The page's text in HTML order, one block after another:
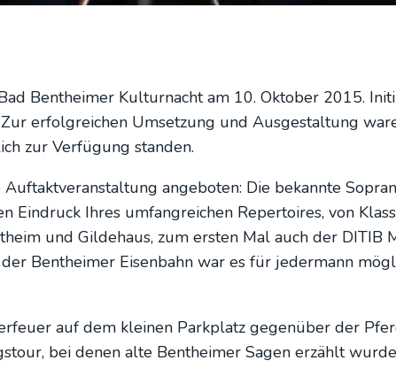
Bent­hei­mer Kul­tur­nacht am 10. Okto­ber 2015.
erfolg­rei­chen Umset­zung und Aus­ge­stal­tung
zur Ver­fü­gung stan­den.
ange­bo­ten: Die bekann­te
Ein­druck Ihres umfang­rei­chen Reper­toires, von
und Gil­de­haus, zum ers­ten Mal auch der DITIB
Bent­hei­mer Eisen­bahn war es für jeder­mann
auf dem klei­nen Park­platz gegen­über der
bei denen alte Bent­hei­mer Sagen erzählt